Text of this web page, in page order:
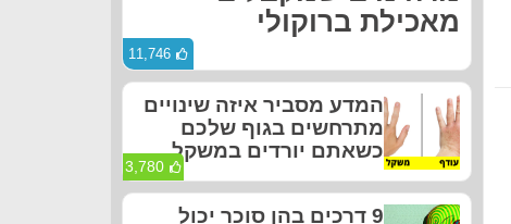
מאכילת ברוקולי
11,746
המדע מסביר איזה שינויים
מתרחשים בגוף שלכם
כשאתם יורדים במשקל
3,780
9 דרכים בהן סוכר יכול